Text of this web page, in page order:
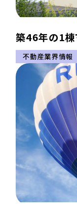
築46年の1
不動産業界情報